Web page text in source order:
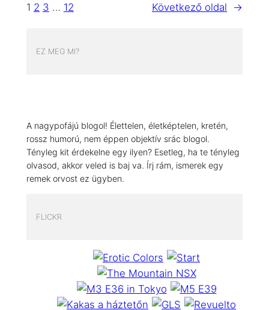
1 2 3 … 12 Következő oldal →
EZ MEG MI?
A nagypofájú blogol! Élettelen, életképtelen, kretén,
rossz humorú, nem éppen objektív srác blogol.
Tényleg kit érdekelne egy ilyen? Esetleg, ha te tényleg
olvasod, akkor veled is baj va. Írj rám, ismerek egy
remek orvost ez ügyben.
FLICKR